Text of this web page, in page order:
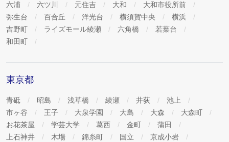
六浦
六ツ川 元住吉 大和
大和市役所前
弥生台
百合丘 洋光台 横須賀中央
横浜
吉野町
ライズモール綾瀬 六角橋
若葉台
和田町
東京都
青砥 昭島 浅草橋 綾瀬 井荻
池上
市ヶ谷
王子 大泉学園 大島 大森
大森町
お花茶屋
学芸大学 葛西 金町
蒲田
上石神井
木場 錦糸町 国立
京成小岩